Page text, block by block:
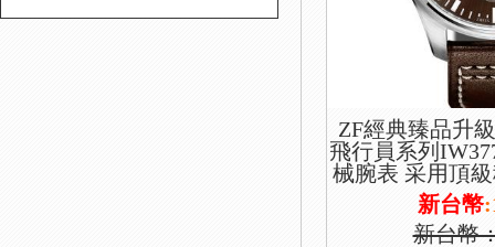
ZF經典臻品升
飛行員系列
械腕表 采用頂
版本 功能雙日
新台幣
新台幣